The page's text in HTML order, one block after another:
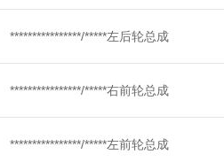
****************/*****左后轮总成
****************/*****右前轮总成
****************/*****左前轮总成